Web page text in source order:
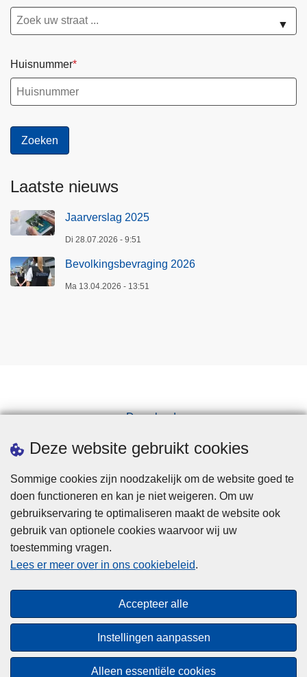
Deze website gebruikt cookies
Sommige cookies zijn noodzakelijk om de website goed te
doen functioneren en kan je niet weigeren. Om uw
gebruikservaring te optimaliseren maakt de website ook
gebruik van optionele cookies waarvoor wij uw
toestemming vragen.
Lees er meer over in ons cookiebeleid.
Accepteer alle
Instellingen aanpassen
Alleen essentiële cookies
▼
Huisnummer
Laatste nieuws
Jaarverslag 2025
Di 28.07.2026 - 9:51
Bevolkingsbevraging 2026
Ma 13.04.2026 - 13:51
Downloads
Pers
Privacy
Toegankelijkheid
© 2026 Politie.be